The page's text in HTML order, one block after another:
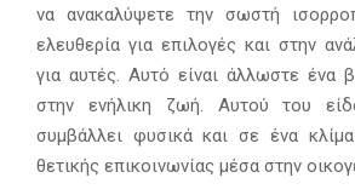
να ανακαλύψετε την σωστή
ελευθερία για επιλογές και στην
για αυτές. Αυτό είναι άλλωστε ένα
στην ενήλικη ζωή. Αυτού του
συμβάλλει φυσικά και σε ένα
θετικής επικοινωνίας μέσα στην